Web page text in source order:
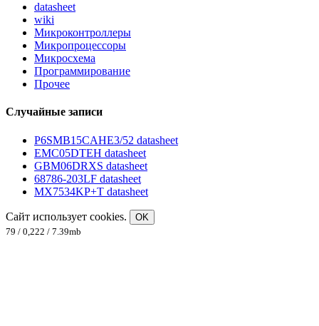
datasheet
wiki
Микроконтроллеры
Микропроцессоры
Микросхема
Программирование
Прочее
Случайные записи
P6SMB15CAHE3/52 datasheet
EMC05DTEH datasheet
GBM06DRXS datasheet
68786-203LF datasheet
MX7534KP+T datasheet
Сайт использует cookies.
OK
79 / 0,222 / 7.39mb